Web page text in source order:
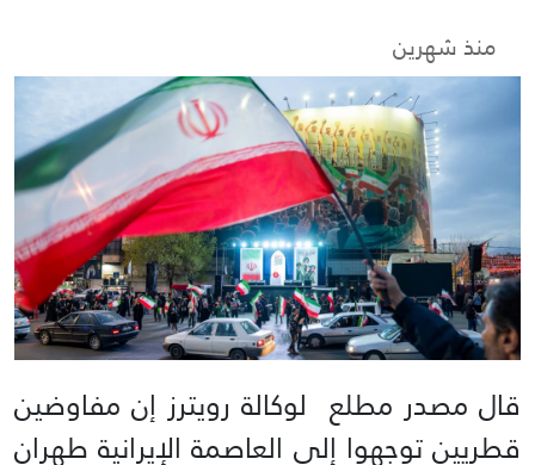
منذ شهرين
قال مصدر مطلع لوكالة رويترز إن مفاوضين
قطريين توجهوا إلى العاصمة الإيرانية طهران